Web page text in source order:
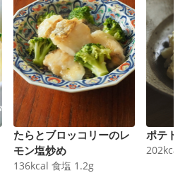
たらとブロッコリーのレ
モン塩炒め
136kcal 食塩 1.2g
ポテト
202kcal